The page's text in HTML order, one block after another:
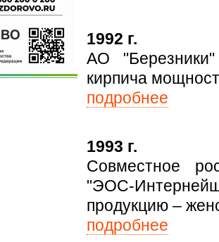
1992 г.
АО "Березники"
кирпича
подробнее
1993 г.
Совместное
"ЭОС-
продукцию –
подробнее